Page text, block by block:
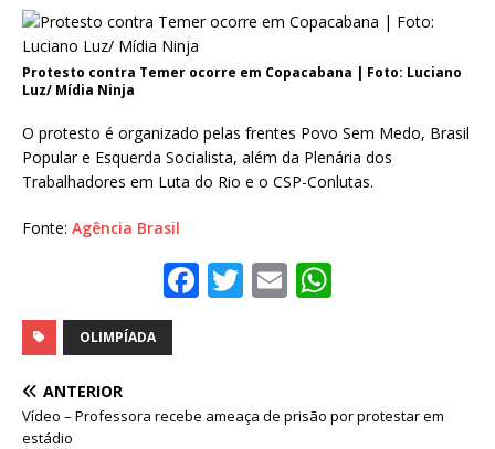
Protesto contra Temer ocorre em Copacabana | Foto: Luciano
Luz/ Mídia Ninja
O protesto é organizado pelas frentes Povo Sem Medo, Brasil
Popular e Esquerda Socialista, além da Plenária dos
Trabalhadores em Luta do Rio e o CSP-Conlutas.
Fonte: Agência Brasil
F
a
b
T
w
r
E
m
A
OLIMPÍADA
ANTERIOR
Vídeo – Professora recebe ameaça de prisão por protestar em
estádio